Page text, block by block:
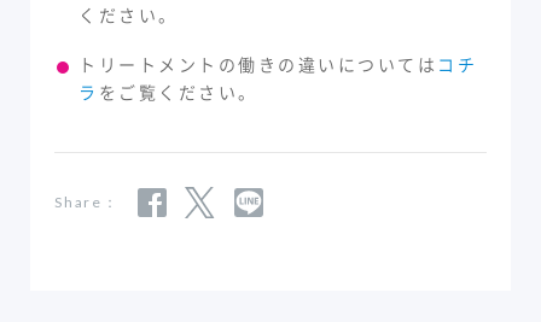
ください。
トリートメントの働きの違いについては コチ
ラ をご覧ください。
Share：